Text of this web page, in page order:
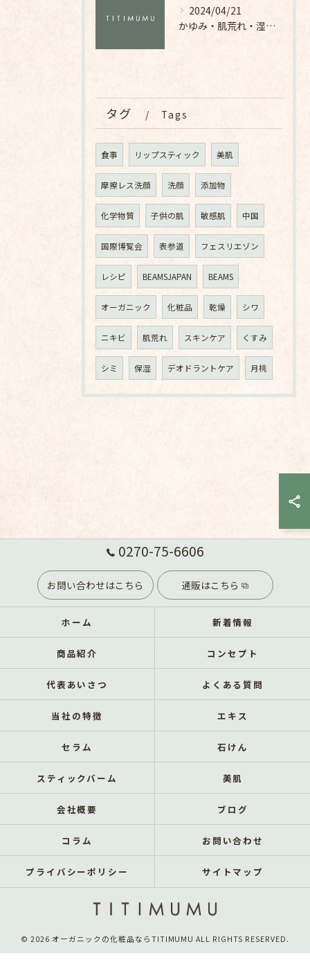
2024/04/21
かゆみ・肌荒れ・湿疹に悩む人必見！化粧品の選び方と注意点
タグ Tags
食事 リップスティック 美肌
摩擦レス洗顔 洗顔 添加物
化学物質 子供の肌 敏感肌 中国
国際博覧会 表参道 フェスリエゾン
レシピ BEAMSJAPAN BEAMS
オーガニック 化粧品 乾燥 シワ
ニキビ 肌荒れ スキンケア くすみ
シミ 保湿 デオドラントケア 月桃
0270-75-6606
お問い合わせはこちら 通販はこちら
ホーム 新着情報
商品紹介 コンセプト
代表あいさつ よくある質問
当社の特徴 エキス
セラム 石けん
スティックバーム 美肌
会社概要 ブログ
コラム お問い合わせ
プライバシーポリシー サイトマップ
© 2026 オーガニックの化粧品ならTITIMUMU ALL RIGHTS RESERVED.